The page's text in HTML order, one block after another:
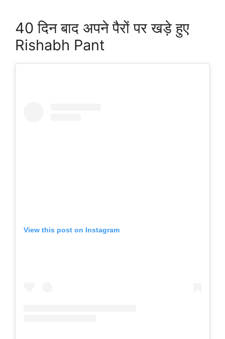
40 दिन बाद अपने पैरों पर खड़े हुए
Rishabh Pant
View this post on Instagram